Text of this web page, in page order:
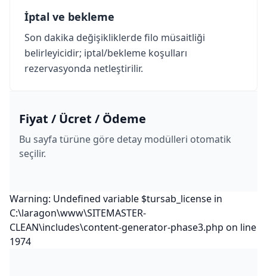
İptal ve bekleme
Son dakika değişikliklerde filo müsaitliği
belirleyicidir; iptal/bekleme koşulları
rezervasyonda netleştirilir.
Fiyat / Ücret / Ödeme
Bu sayfa türüne göre detay modülleri otomatik
seçilir.
Warning: Undefined variable $tursab_license in
C:\laragon\www\SITEMASTER-
CLEAN\includes\content-generator-phase3.php on line
1974